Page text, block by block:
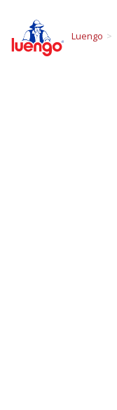
content
Luengo